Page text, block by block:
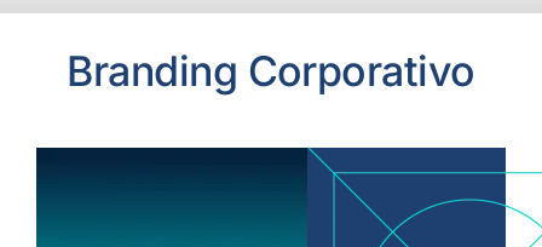
Branding Corporativo